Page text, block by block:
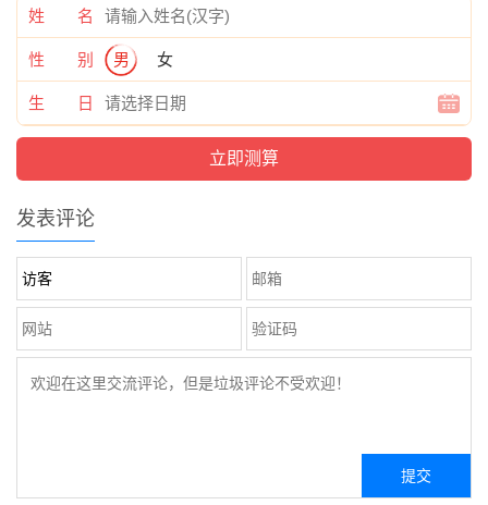
姓 名
性 别 男 女
生 日
发表评论